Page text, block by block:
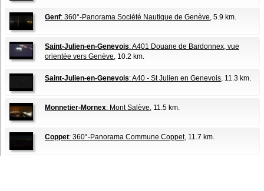
Genf: 360°-Panorama Société Nautique de Genève, 5.9 km.
Saint-Julien-en-Genevois: A401 Douane de Bardonnex, vue
orientée vers Genève, 10.2 km.
Saint-Julien-en-Genevois: A40 - St Julien en Genevois, 11.3 km.
Monnetier-Mornex: Mont Salève, 11.5 km.
Coppet: 360°-Panorama Commune Coppet, 11.7 km.